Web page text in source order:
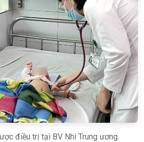
điều trị tại BV Nhi Trung ương.